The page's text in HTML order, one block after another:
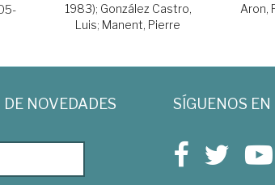
1983); González Castro,
Luis; Manent, Pierre
Aron,
NOVEDADES SÍGUENOS EN